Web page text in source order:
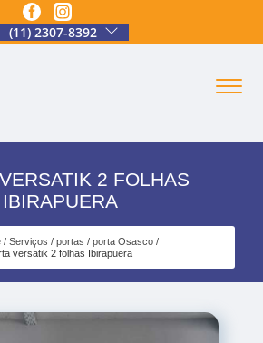
(11) 2307-8392
2 FOLHAS
IBIRAPUERA
Serviços portas
porta Osasco
versatik 2 folhas Ibirapuera